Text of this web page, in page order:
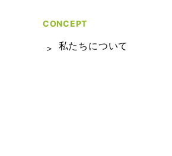
CONCEPT
私たちについて